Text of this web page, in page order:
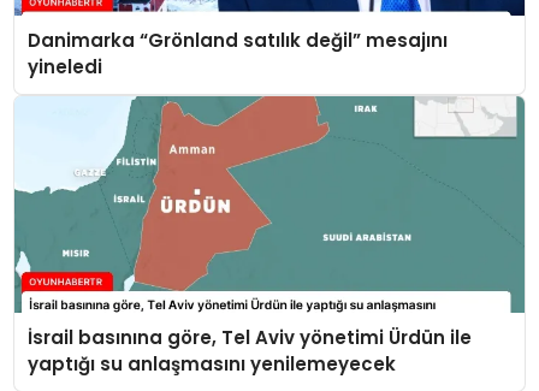
Danimarka “Grönland satılık değil” mesajını
yineledi
İsrail basınına göre, Tel Aviv yönetimi Ürdün ile
yaptığı su anlaşmasını yenilemeyecek